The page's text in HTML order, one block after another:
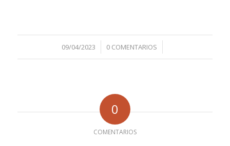
09/04/2023
/ 0 COMENTARIOS
/
0
COMENTARIOS